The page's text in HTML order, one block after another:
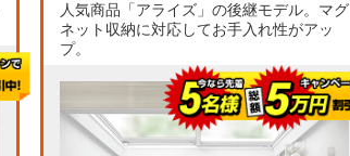
人気商品「アライズ」の後継モデル。マグ
ネット収納に対応してお手入れ性がアッ
プ。